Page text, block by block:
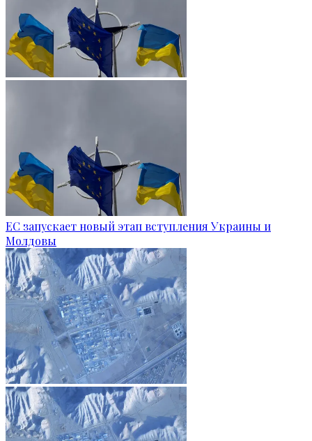
ЕС запускает новый этап вступления Украины и
Молдовы